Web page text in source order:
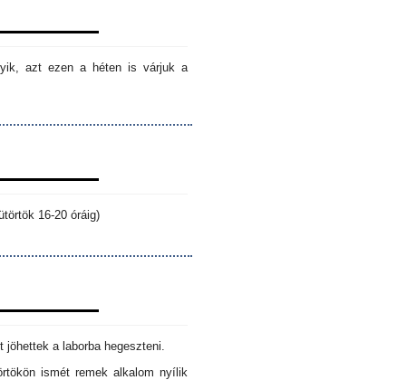
azt ezen a héten is várjuk a
16-20 óráig)
jöhettek a laborba hegeszteni.
ismét remek alkalom nyílik